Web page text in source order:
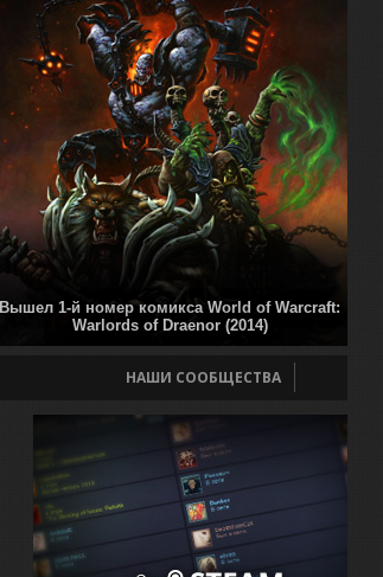
Вышел 1-й номер комикса World of Warcraft:
Warlords of Draenor (2014)
НАШИ СООБЩЕСТВА